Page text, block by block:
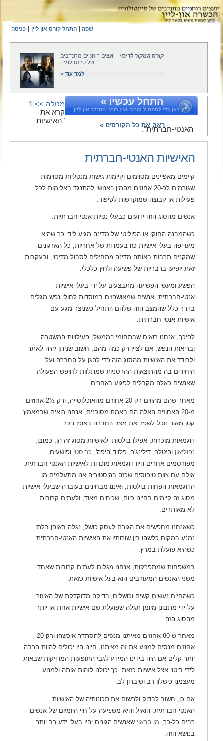
שפה התחל קורס און ליין כניסה
קורס המקור לדיכוי - יועצים רוחניים מתנדבים
של סיינטולוגיה
למד עוד »
התחל עכשיו »
לחץ כאן כדי להתחיל קורס יועץ רוחני מתנדב און ליין
ראה את כל הקורסים »
מטלה >>
1.
קרא את
"האישיות
האנטי-חברתית".
האישיות האנטי-חברתית
קיימים מאפיינים מסוימים וקיימות גישות מנטליות מסוימות
שגורמים לכ-20 אחוזים מהמין האנושי להתנגד באלימות לכל
פעילות או קבוצה שמוקדשות לשיפור.
אנשים מהסוג הזה ידועים כבעלי נטיות אנטי-חברתיות.
כשהמבנה החוקי או הפוליטי של מדינה מגיע לידי כך שהיא
מעדיפה בעלי אישיות כזו בעמדות של אחריות, כל הארגונים
שמקנים תרבות באותה מדינה מתחילים לסבול מדיכוי, ובעקבות
זאת יופיעו ברבריות של פשיעה ולחץ כלכלי.
הפשע ומעשי הפשיעה מתבצעים על-ידי בעלי אישיות
אנטי-חברתית. אנשים שמאושפזים במוסדות לחולי נפש מגלים
בדרך כלל שהמצב הזה שלהם התחיל כשנוצר מגע עם
אישיות אנטי-חברתית.
לפיכך, אנחנו רואים שבתחומי הממשל, פעילויות המשטרה
ובריאות הנפש, אם לציין רק כמה מהם, חשוב שניתן יהיה לאתר
ולבודד את האישיות מהסוג הזה כדי להגן על החברה ועל
היחידים בה מהתוצאות ההרסניות שמתלוות לחופש הפעולה
שאנשים כאלה מקבלים לפגוע באחרים.
מאחר שהם מהווים רק 20 אחוזים מהאוכלוסייה, ורק ½2 אחוזים
מ-20 האחוזים האלה הם באמת מסוכנים, אנחנו רואים שבמאמץ
קטן מאוד נוכל לשפר את מצב החברה באופן ניכר.
דוגמאות מוכרות, אפילו בולטות, לאישיות מסוג זה הן, כמובן,
נפוליאון והיטלר. דילינג'ר, פלויד 'היפה', כריסטי ופושעים
מפורסמים אחרים היוו דוגמאות מוכרות לאישיות האנטי-חברתית.
אולם עם צוות טיפוסים שכזה בהיסטוריה אנו מתעלמים מן
הדוגמאות הפחות בולטות, ואיננו מבחינים בעובדה שבעלי אישיות
מסוג זה קיימים בחיינו כיום, שכיחים מאוד, ולעתים קרובות
לא מאותרים.
כשאנחנו מחפשים את הגורם לעסק כושל, נגלה באופן בלתי
נמנע במקום כלשהו בין שורותיו את האישיות האנטי-חברתית
כשהיא פועלת במרץ.
במשפחות שמתפרקות, אנחנו מגלים לעתים קרובות שאחד
משני האנשים המעורבים הוא בעל אישיות כזאת.
כשהחיים נעשים קשים וכושלים, בדיקה מדוקדקת של האיזור
על-ידי מתבונן מיומן תגלה שפועלת שם אישיות אחת או יותר
מהסוג הזה.
מאחר ש-80 אחוזים מאיתנו מנסים להסתדר איכשהו ורק 20
אחוזים מנסים למנוע את זה מאיתנו, חיינו היו יכולים להיות הרבה
יותר קלים אם היה בידינו המידע לגבי התופעות המדויקות שבאות
לידי ביטוי אצל אישיות כזאת. כך יכולנו לזהות אותה ולמנוע
מעצמנו כישלון רב ושיברון לב.
אם כן, חשוב לבדוק ולרשום את תכונותיה של האישיות
האנטי-חברתית. הואיל והיא משפיעה על חיי היומיום של אנשים
רבים כל-כך, מן הראוי שאנשים הגונים יהיו בעלי ידע רב יותר
בנושא הזה.